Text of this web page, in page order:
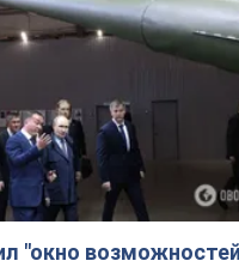
"окно